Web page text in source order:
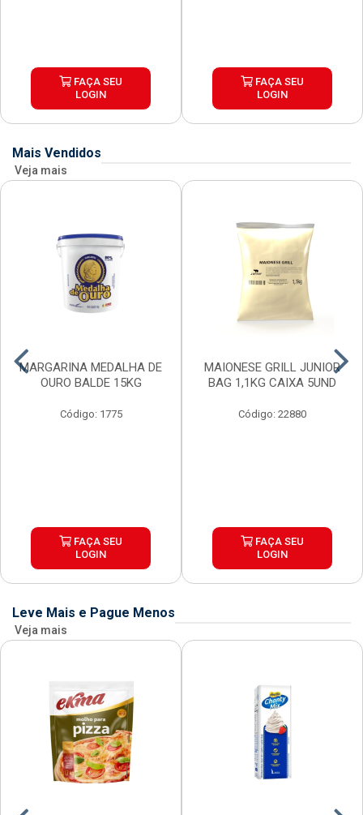
FAÇA SEU
LOGIN
FAÇA SEU
LOGIN
Mais Vendidos
Veja mais
MARGARINA MEDALHA DE
OURO BALDE 15KG
Código: 1775
FAÇA SEU
LOGIN
MAIONESE GRILL JUNIOR
BAG 1,1KG CAIXA 5UND
Código: 22880
FAÇA SEU
LOGIN
Leve Mais e Pague Menos
Veja mais